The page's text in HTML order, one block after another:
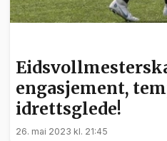
engasjement,
idrettsglede!
26. mai 2023 kl. 21:45